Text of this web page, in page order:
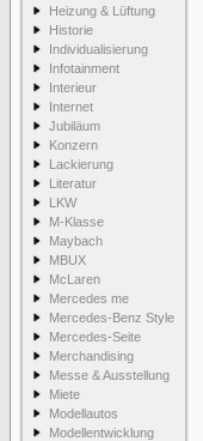
Heizung & Lüftung
Historie
Individualisierung
Infotainment
Interieur
Internet
Jubiläum
Konzern
Lackierung
Literatur
LKW
M-Klasse
Maybach
MBUX
McLaren
Mercedes me
Mercedes-Benz Style
Mercedes-Seite
Merchandising
Messe & Ausstellung
Miete
Modellautos
Modellentwicklung